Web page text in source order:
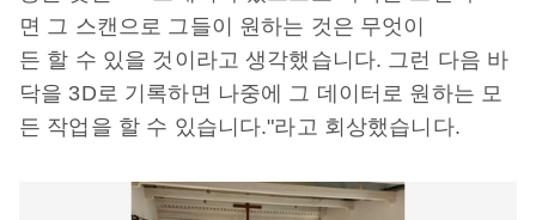
면 그 스캔으로 그들이 원하는 것은 무엇이
든 할 수 있을 것이라고 생각했습니다. 그런 다음 바
닥을 3D로 기록하면 나중에 그 데이터로 원하는 모
든 작업을 할 수 있습니다."라고 회상했습니다.